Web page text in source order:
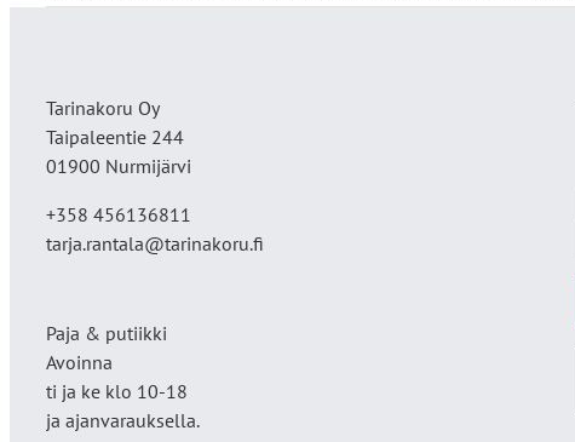
Tarinakoru Oy
Taipaleentie 244
01900 Nurmijärvi
+358 456136811
tarja.rantala@tarinakoru.fi
Paja & putiikki
Avoinna
ti ja ke klo 10-18
ja ajanvarauksella.